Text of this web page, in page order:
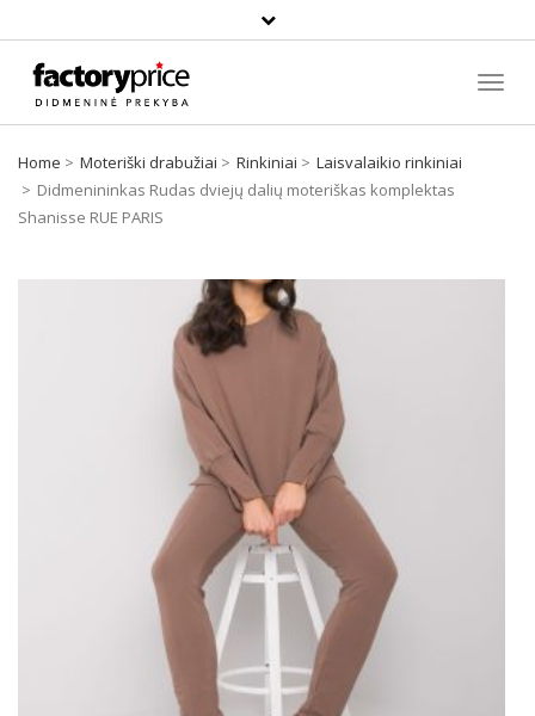
Paieška
Home Moteriški drabužiai Rinkiniai
Laisvalaikio rinkiniai
Didmenininkas Rudas dviejų dalių moteriškas komplektas
Shanisse RUE PARIS